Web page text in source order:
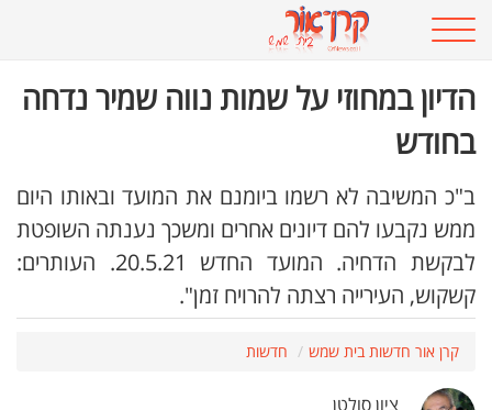
הדיון במחוזי על שמות נווה שמיר נדחה
בחודש
ב"כ המשיבה לא רשמו ביומנם את המועד ובאותו היום
ממש נקבעו להם דיונים אחרים ומשכך נענתה השופטת
לבקשת הדחיה. המועד החדש 20.5.21. העותרים:
קשקוש, העירייה רצתה להרויח זמן".
קרן אור חדשות בית שמש חדשות
ציון סולטן